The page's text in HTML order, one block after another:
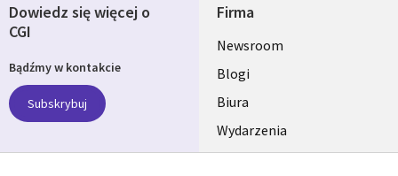
Firma
Useful
links
SECTIONS
POLSKA
Newsroom
Blogi
Biura
Wydarzenia
Dowiedz się więcej o
CGI
Bądźmy w kontakcie
Subskrybuj